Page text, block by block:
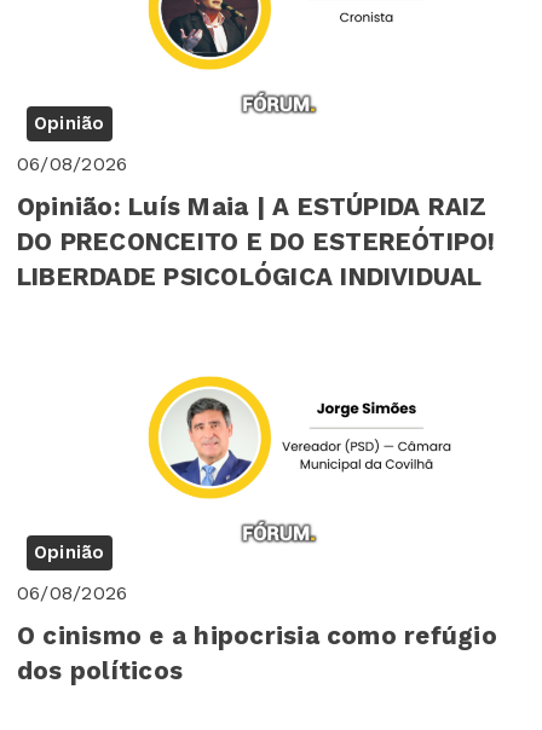
Opinião
06/08/2026
Opinião: Luís Maia | A ESTÚPIDA RAIZ
DO PRECONCEITO E DO ESTEREÓTIPO!
LIBERDADE PSICOLÓGICA INDIVIDUAL
Opinião
06/08/2026
O cinismo e a hipocrisia como refúgio
dos políticos